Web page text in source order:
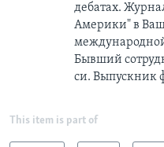
дебатах.
Америки" в
Бывший
си. Выпускник
This item is part of